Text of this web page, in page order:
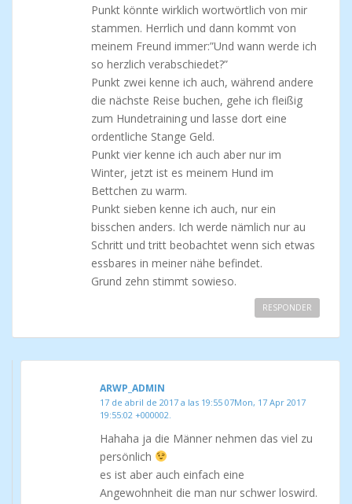
Punkt könnte wirklich wortwörtlich von mir
stammen. Herrlich und dann kommt von
meinem Freund immer:”Und wann werde ich
so herzlich verabschiedet?”
Punkt zwei kenne ich auch, während andere
die nächste Reise buchen, gehe ich fleißig
zum Hundetraining und lasse dort eine
ordentliche Stange Geld.
Punkt vier kenne ich auch aber nur im
Winter, jetzt ist es meinem Hund im
Bettchen zu warm.
Punkt sieben kenne ich auch, nur ein
bisschen anders. Ich werde nämlich nur au
Schritt und tritt beobachtet wenn sich etwas
essbares in meiner nähe befindet.
Grund zehn stimmt sowieso.
RESPONDER
ARWP_ADMIN
17 de abril de 2017 a las 19:55 07Mon, 17 Apr 2017
19:55:02 +000002.
Hahaha ja die Männer nehmen das viel zu
persönlich
es ist aber auch einfach eine
Angewohnheit die man nur schwer loswird.